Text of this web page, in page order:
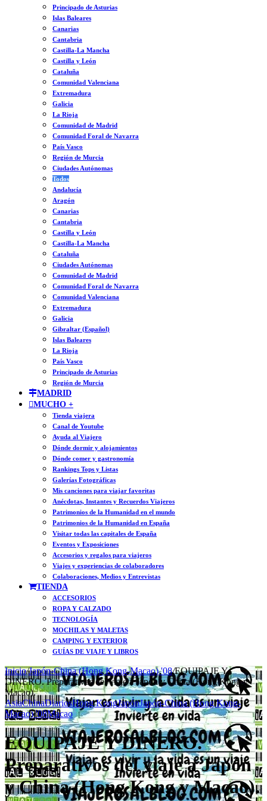
Principado de Asturias
Islas Baleares
Canarias
Cantabria
Castilla-La Mancha
Castilla y León
Cataluña
Comunidad Valenciana
Extremadura
Galicia
La Rioja
Comunidad de Madrid
Comunidad Foral de Navarra
País Vasco
Región de Murcia
Ciudades Autónomas
Todos
Andalucía
Aragón
Canarias
Cantabria
Castilla y León
Castilla-La Mancha
Cataluña
Ciudades Autónomas
Comunidad de Madrid
Comunidad Foral de Navarra
Comunidad Valenciana
Extremadura
Galicia
Gibraltar (Español)
Islas Baleares
La Rioja
País Vasco
Principado de Asturias
Región de Murcia
MADRID
MUCHO +
Tienda viajera
Canal de Youtube
Ayuda al Viajero
Dónde dormir y alojamientos
Dónde comer y gastronomía
Rankings Tops y Listas
Galerías Fotográficas
Mis canciones para viajar favoritas
Anécdotas, Instantes y Recuerdos Viajeros
Patrimonios de la Humanidad en el mundo
Patrimonios de la Humanidad en España
Visitar todas las capitales de España
Eventos y Exposiciones
Accesorios y regalos para viajeros
Viajes y experiencias de colaboradores
Colaboraciones, Medios y Entrevistas
TIENDA
ACCESORIOS
ROPA Y CALZADO
TECNOLOGÍA
MOCHILAS Y MALETAS
CAMPING Y EXTERIOR
GUÍAS DE VIAJE Y LIBROS
Inicio/Japón-China (Hong Kong-Macao) '08/EQUIPAJE Y
DINERO. Preparativos del viaje a Japón y China (Hong Kong y
Macao).
AsiaChinaDiariosHong KongJapónJapón-China (Hong Kong-
Macao) '08Macao
EQUIPAJE Y DINERO.
Preparativos del viaje a Japón
y China (Hong Kong y Macao).